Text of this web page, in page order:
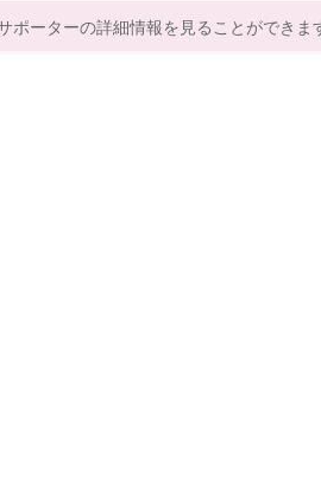
ポーターの詳細情報を見ることができま